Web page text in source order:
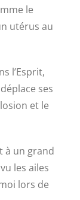
le
utérus au
l’Esprit,
ses
et le
à un grand
les ailes
lors de